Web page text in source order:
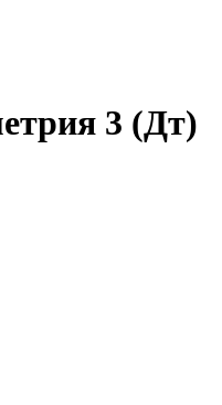
3 (Дт)